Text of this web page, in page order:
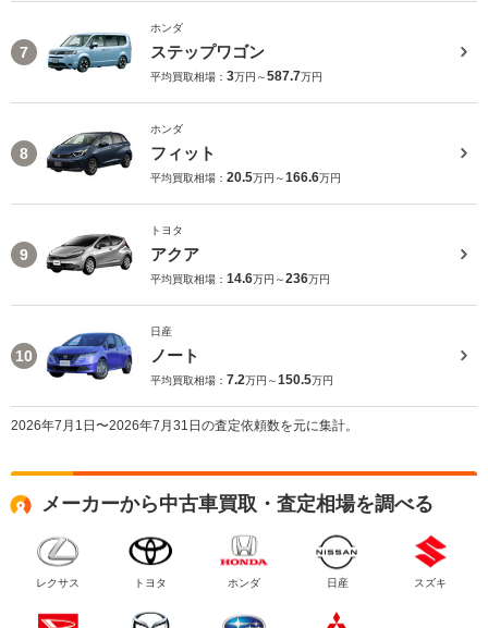
7
ホンダ
ステップワゴン
平均買取相場： 3万円～587.7万円
8
ホンダ
フィット
平均買取相場： 20.5万円～166.6万円
9
トヨタ
アクア
平均買取相場： 14.6万円～236万円
10
日産
ノート
平均買取相場： 7.2万円～150.5万円
2026年7月1日〜2026年7月31日の査定依頼数を元に集計。
メーカーから中古車買取・査定相場を調べる
レクサス トヨタ ホンダ 日産 スズキ